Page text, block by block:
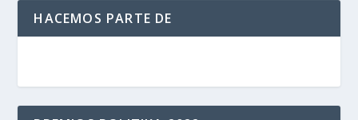
HACEMOS PARTE DE